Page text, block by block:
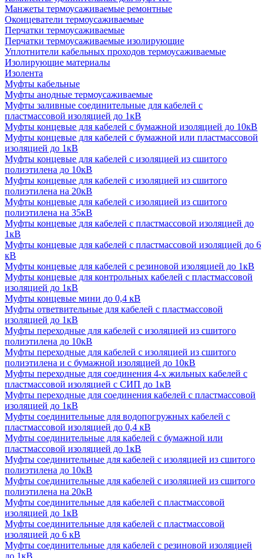
Манжеты термоусаживаемые ремонтные
Оконцеватели термоусаживаемые
Перчатки термоусаживаемые
Перчатки термоусаживаемые изолирующие
Уплотнители кабельных проходов термоусаживаемые
Изолирующие материалы
Изолента
Муфты кабельные
Муфты анодные термоусаживаемые
Муфты заливные соединительные для кабелей с
пластмассовой изоляцией до 1кВ
Муфты концевые для кабелей с бумажной изоляцией до 10кВ
Муфты концевые для кабелей с бумажной или пластмассовой
изоляцией до 1кВ
Муфты концевые для кабелей с изоляцией из сшитого
полиэтилена до 10кВ
Муфты концевые для кабелей с изоляцией из сшитого
полиэтилена на 20кВ
Муфты концевые для кабелей с изоляцией из сшитого
полиэтилена на 35кВ
Муфты концевые для кабелей с пластмассовой изоляцией до
1кВ
Муфты концевые для кабелей с пластмассовой изоляцией до 6
кВ
Муфты концевые для кабелей с резиновой изоляцией до 1кВ
Муфты концевые для контрольных кабелей с пластмассовой
изоляцией до 1кВ
Муфты концевые мини до 0,4 кВ
Муфты ответвительные для кабелей с пластмассовой
изоляцией до 1кВ
Муфты переходные для кабелей с изоляцией из сшитого
полиэтилена до 10кВ
Муфты переходные для кабелей с изоляцией из сшитого
полиэтилена и с бумажной изоляцией до 10кВ
Муфты переходные для соединения 4-х жильных кабелей с
пластмассовой изоляцией с СИП до 1кВ
Муфты переходные для соединения кабелей с пластмассовой
изоляцией до 1кВ
Муфты соединительные для водопогружных кабелей с
пластмассовой изоляцией до 0,4 кВ
Муфты соединительные для кабелей с бумажной или
пластмассовой изоляцией до 1кВ
Муфты соединительные для кабелей с изоляцией из сшитого
полиэтилена до 10кВ
Муфты соединительные для кабелей с изоляцией из сшитого
полиэтилена на 20кВ
Муфты соединительные для кабелей с пластмассовой
изоляцией до 1кВ
Муфты соединительные для кабелей с пластмассовой
изоляцией до 6 кВ
Муфты соединительные для кабелей с резиновой изоляцией
до 1кВ